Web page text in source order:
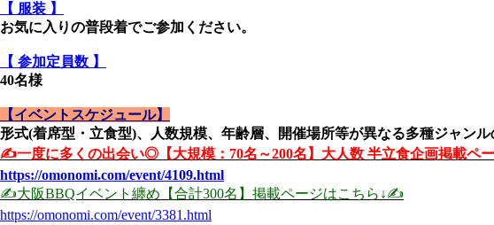
【 服装 】
お気に入りの普段着でご参加ください。
【 参加定員数 】
40名様
【イベントスケジュール】
形式(着席型・立食型)、人数規模、年齢層、開催場所等が異なる多種ジャン
✍️一度に多くの出会い◎【大規模：70名～200名】大人数 半立食企画掲載ペ
https://omonomi.com/event/4109.html
✍️大阪BBQイベント纏め【合計300名】掲載ページはこちら↓✍️
https://omonomi.com/event/3381.html